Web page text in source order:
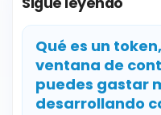
Qué es un
ventana de
puedes gastar
desarrollando